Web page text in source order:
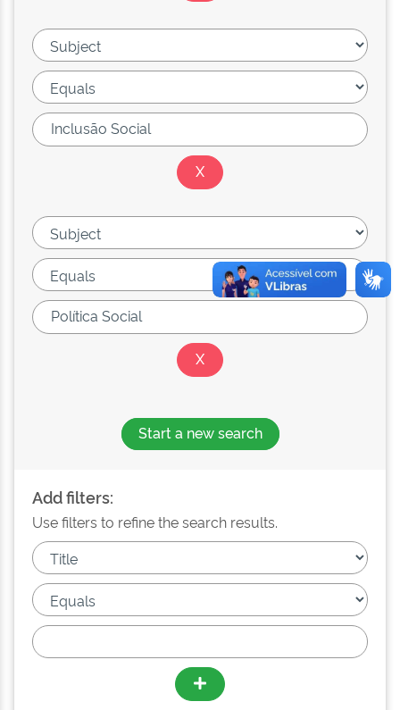
Start a new search
Add filters:
Use filters to refine the search results.